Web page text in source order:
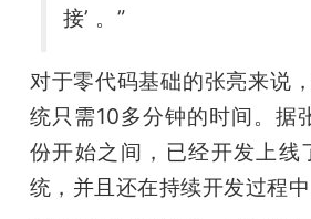
接’ 。”
对于零代码基础的张亮来说
统只需10多分钟的时间。据
份开始之间，已经开发上
统，并且还在持续开发过程中